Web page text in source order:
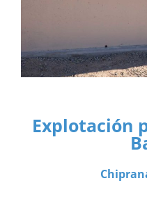
Explotación